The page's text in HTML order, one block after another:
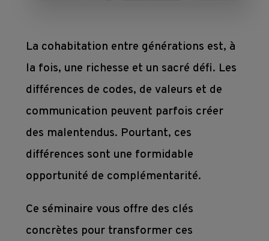
formations
mesure
Ateliers
en
entreprise
formateur
nous
trouver
?
Contact
La cohabitation entre générations est, à
la fois, une richesse et un sacré défi. Les
différences de codes, de valeurs et de
communication peuvent parfois créer
des malentendus. Pourtant, ces
différences sont une formidable
opportunité de complémentarité.
Ce séminaire vous offre des clés
concrètes pour transformer ces